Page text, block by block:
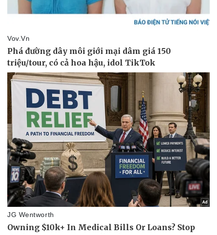
Doanh nghiệp
Thông tin doanh nghiệp
Doanh nghiệp 24h
Công nghệ
Tin Công nghệ